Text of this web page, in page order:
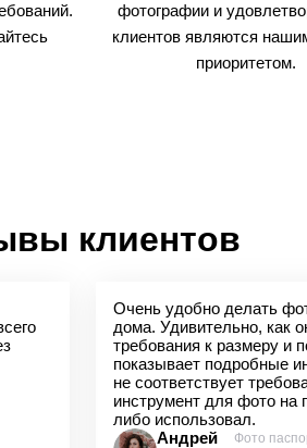
фотографии и
клиентов являются
приоритетом.
клиентов
Очень удобно делать
дома. Удивительно, как
требования к размеру и
показывает подробные
не соответствует
инструмент для фото на
либо использовал.
Андрей
Фото